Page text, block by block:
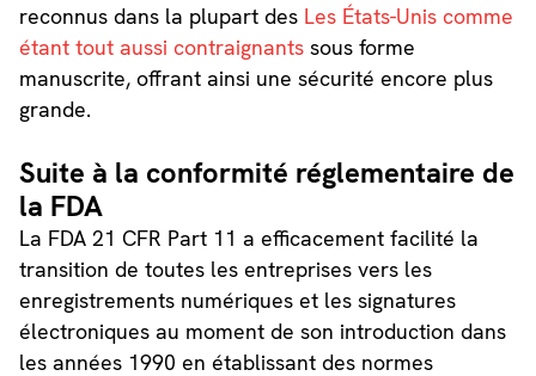
reconnus dans la plupart des Les États-Unis comme
étant tout aussi contraignantssous forme
manuscrite, offrant ainsi une sécurité encore plus
grande.
Suite à la conformité réglementaire de
la FDA
La FDA 21 CFR Part 11 a efficacement facilité la
transition de toutes les entreprises vers les
enregistrements numériques et les signatures
électroniques au moment de son introduction dans
les années 1990 en établissant des normes